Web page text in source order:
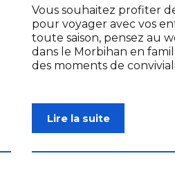
Vous souhaitez profiter
pour voyager avec vos
toute saison, pensez au
dans le Morbihan en
des moments de
Lire la suite